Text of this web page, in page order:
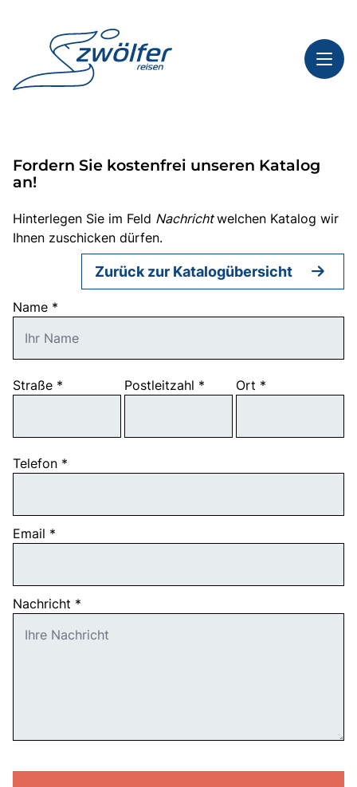
Highlights
Kontakt
Start
Job
Fordern Sie kostenfrei unseren Katalog
an!
Hinterlegen Sie im Feld Nachrichtwelchen Katalog wir
Ihnen zuschicken dürfen.
Zurück zur Katalogübersicht
Name *
Straße * Postleitzahl * Ort *
Telefon *
Email *
Nachricht *